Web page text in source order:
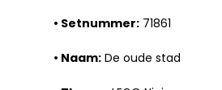
• Setnummer: 71861
• Naam: De oude stad